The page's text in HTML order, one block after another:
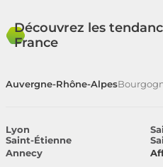
Découvrez les
France
Auvergne-Rhône-Alpes
Lyon
Saint-Étienne
Annecy